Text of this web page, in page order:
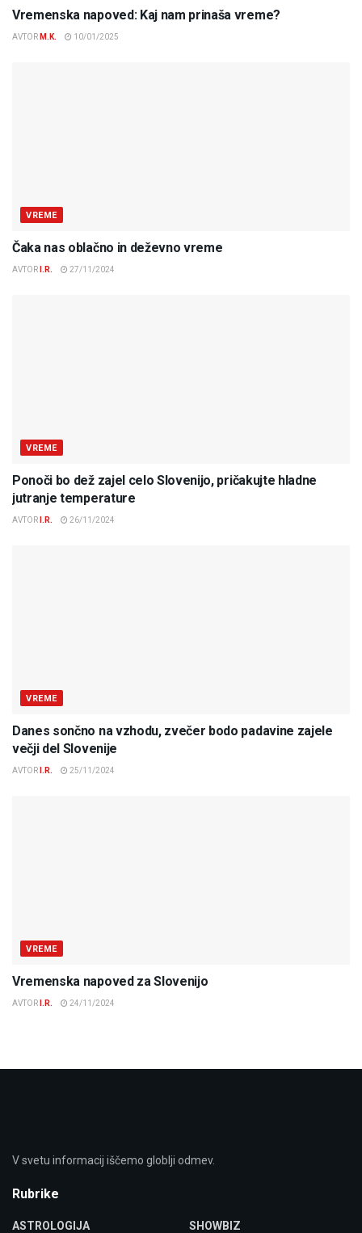
Vremenska napoved: Kaj nam prinaša vreme?
AVTOR M.K. 10/01/2025
VREME
Čaka nas oblačno in deževno vreme
AVTOR I.R. 27/11/2024
VREME
Ponoči bo dež zajel celo Slovenijo, pričakujte hladne
jutranje temperature
AVTOR I.R. 26/11/2024
VREME
Danes sončno na vzhodu, zvečer bodo padavine zajele
večji del Slovenije
AVTOR I.R. 25/11/2024
VREME
Vremenska napoved za Slovenijo
AVTOR I.R. 24/11/2024
V svetu informacij iščemo globlji odmev.
Rubrike
ASTROLOGIJA SHOWBIZ